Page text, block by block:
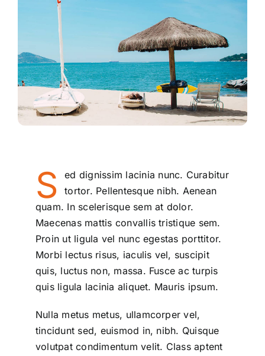
S
ed dignissim lacinia nunc. Curabitur
tortor. Pellentesque nibh. Aenean
quam. In scelerisque sem at dolor.
Maecenas mattis convallis tristique sem.
Proin ut ligula vel nunc egestas porttitor.
Morbi lectus risus, iaculis vel, suscipit
quis, luctus non, massa. Fusce ac turpis
quis ligula lacinia aliquet. Mauris ipsum.
Nulla metus metus, ullamcorper vel,
tincidunt sed, euismod in, nibh. Quisque
volutpat condimentum velit. Class aptent